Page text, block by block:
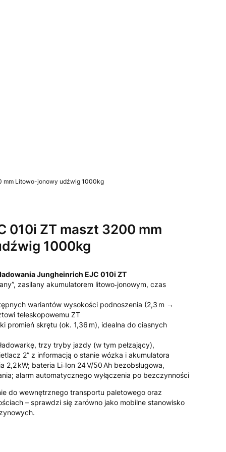
0. Zobacz szczegóły
mm Litowo-jonowy udźwig 1000kg
010i ZT maszt 3200 mm
1000kg
Jungheinrich EJC 010i ZT
zasilany akumulatorem litowo‑jonowym, czas
wariantów wysokości podnoszenia (2,3 m →
teleskopowemu ZT
promień skrętu (ok. 1,36 m), idealna do ciasnych
trzy tryby jazdy (w tym pełzający),
2” z informacją o stanie wózka i akumulatora
2,2 kW; bateria Li‑Ion 24 V/50 Ah bezobsługowa,
alarm automatycznego wyłączenia po bezczynności
do wewnętrznego transportu paletowego oraz
– sprawdzi się zarówno jako mobilne stanowisko